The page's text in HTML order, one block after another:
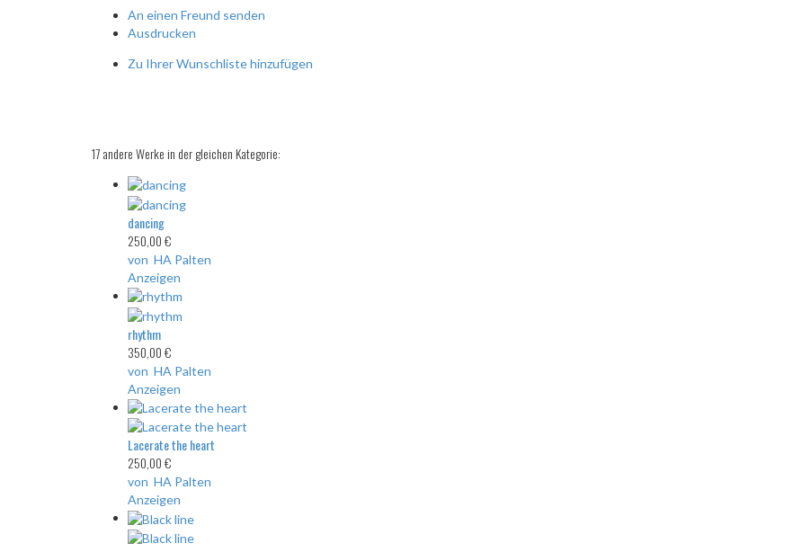
An einen Freund senden
Ausdrucken
Zu Ihrer Wunschliste hinzufügen
17 andere Werke in der gleichen Kategorie:
dancing
250,00 €
von HA Palten
Anzeigen
rhythm
350,00 €
von HA Palten
Anzeigen
Lacerate the heart
250,00 €
von HA Palten
Anzeigen